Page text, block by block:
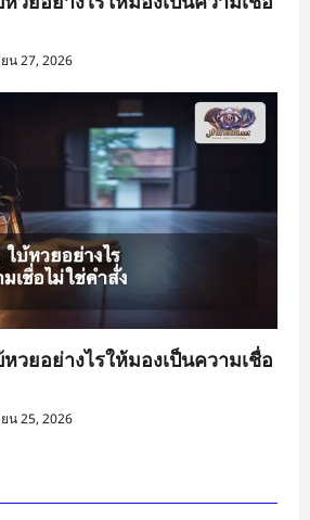
น 27, 2026
วยอย่างไรให้มองเป็นความเชื่อ
น 25, 2026